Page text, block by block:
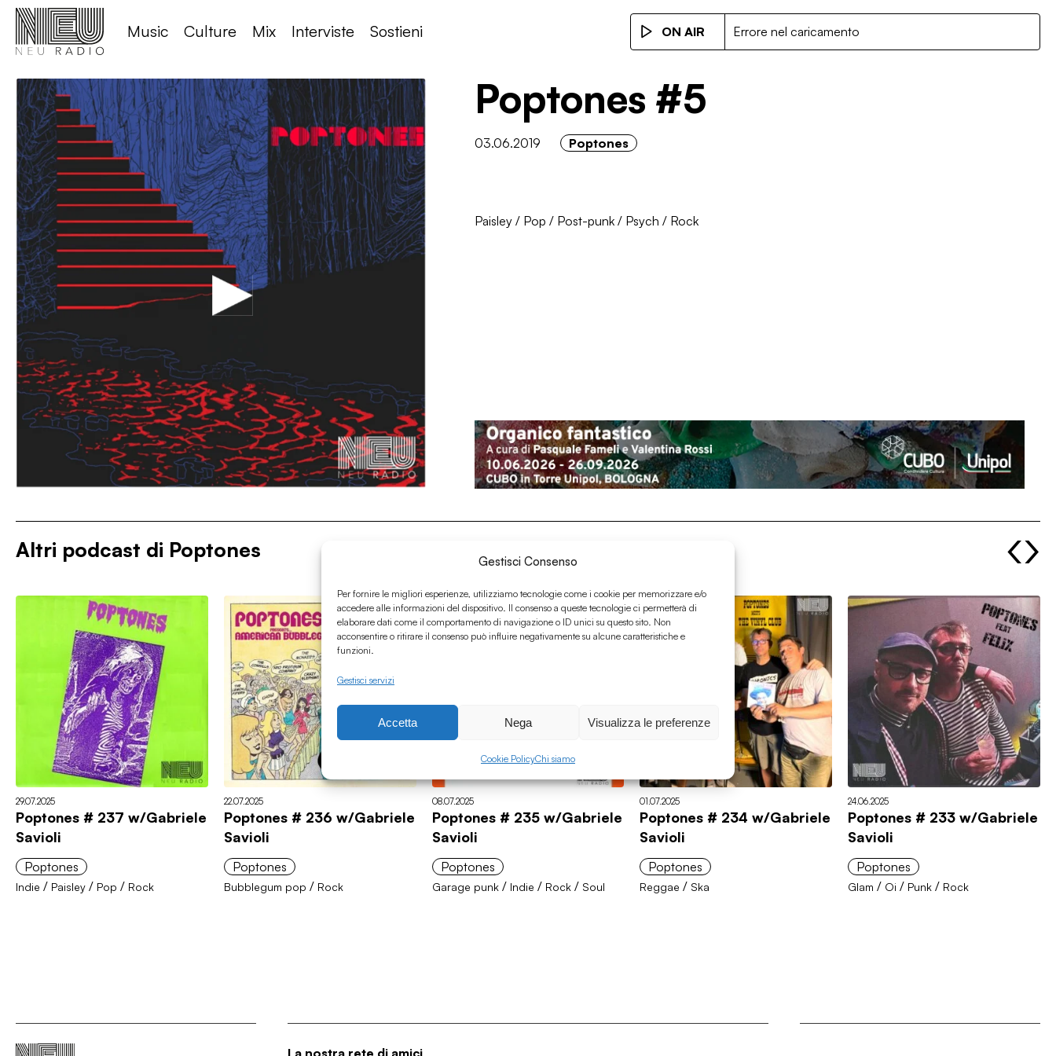
Gestisci Consenso
Per fornire le migliori esperienze, utilizziamo tecnologie come i cookie per memorizzare e/o
accedere alle informazioni del dispositivo. Il consenso a queste tecnologie ci permetterà di
elaborare dati come il comportamento di navigazione o ID unici su questo sito. Non
acconsentire o ritirare il consenso può influire negativamente su alcune caratteristiche e
funzioni.
Gestisci servizi
Accetta Nega Visualizza le preferenze
Cookie PolicyChi siamo
Music Culture Mix Interviste Sostieni ON AIR Errore nel caricamento
Poptones #5
03.06.2019 Poptones
Paisley/ Pop / Post-punk/ Psych / Rock
Altri podcast di Poptones
29.07.2025
Poptones # 237 w/Gabriele
Savioli
Poptones
Indie / Paisley / Pop / Rock
22.07.2025
Poptones # 236 w/Gabriele
Savioli
Poptones
Bubblegum pop / Rock
08.07.2025
Poptones # 235 w/Gabriele
Savioli
Poptones
Garage punk/ Indie / Rock/ Soul
01.07.2025
Poptones # 234 w/Gabriele
Savioli
Poptones
Reggae / Ska
24.06.2025
Poptones # 233 w/Gabriele
Savioli
Poptones
Glam / Oi / Punk / Rock
‹›